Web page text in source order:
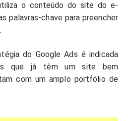
o conteúdo do site do e-
palavras-chave para preencher
do Google Ads é indicada
que já têm um site bem
com um amplo portfólio de